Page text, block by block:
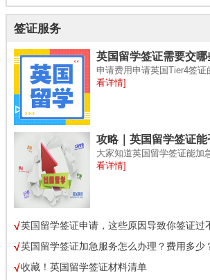
签证服务
英国留学签证需要交哪
申请费用申请英国Tier4签证
看详情]
大家知道英国留学签证能加
看详情]
英国留学签证申请，这些原因导致你签证过
英国留学签证加急服务怎么办理？费用多少
收藏！英国留学签证材料清单